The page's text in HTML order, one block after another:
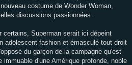
costume de Wonder Woman,
discussions passionnées.
certains, Superman serait ici dépeint
adolescent fashion et émasculé tout droit
du garçon de la campagne qu'est
d'une Amérique profonde, noble